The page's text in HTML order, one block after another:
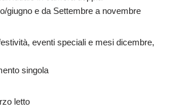
giugno e da Settembre a novembre
eventi speciali e mesi dicembre,
singola
letto